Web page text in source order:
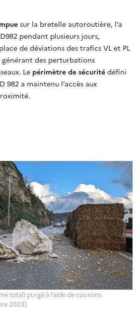
sur la bretelle autoroutière, l’a
pendant plusieurs jours,
de déviations des trafics VL et PL
générant des perturbations
Le périmètre de sécurité défini
982 a maintenu l’accès aux
total) purgé à l’aide de coussins
2023)